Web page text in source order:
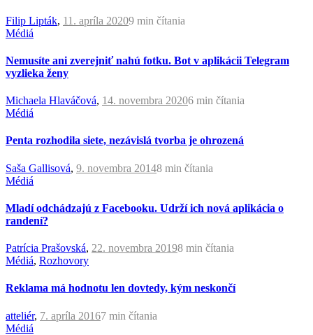
Filip Lipták, 11. apríla 20209 min čítania
Médiá
Nemusíte ani zverejniť nahú fotku. Bot v aplikácii Telegram
vyzlieka ženy
Michaela Hlaváčová, 14. novembra 20206 min čítania
Médiá
Penta rozhodila siete, nezávislá tvorba je ohrozená
Saša Gallisová, 9. novembra 20148 min čítania
Médiá
Mladí odchádzajú z Facebooku. Udrží ich nová aplikácia o
randení?
Patrícia Prašovská, 22. novembra 20198 min čítania
Médiá, Rozhovory
Reklama má hodnotu len dovtedy, kým neskončí
atteliér, 7. apríla 20167 min čítania
Médiá